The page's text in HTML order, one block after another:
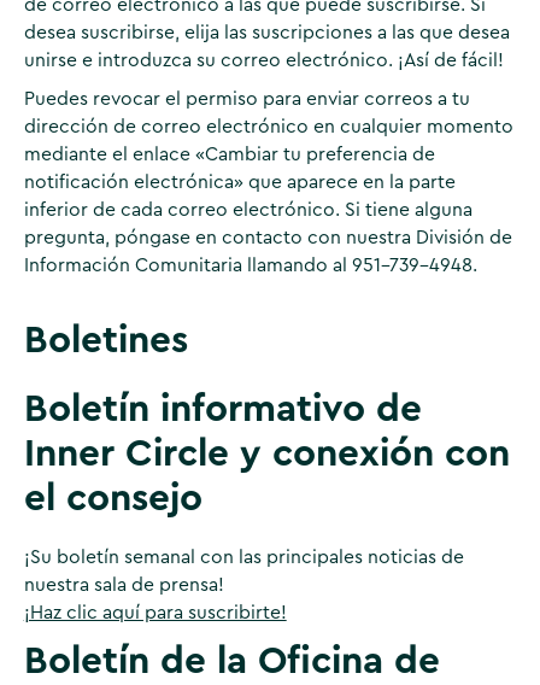
de correo electrónico a las que puede suscribirse. Si
desea suscribirse, elija las suscripciones a las que desea
unirse e introduzca su correo electrónico. ¡Así de fácil!
Puedes revocar el permiso para enviar correos a tu
dirección de correo electrónico en cualquier momento
mediante el enlace «Cambiar tu preferencia de
notificación electrónica» que aparece en la parte
inferior de cada correo electrónico. Si tiene alguna
pregunta, póngase en contacto con nuestra División de
Información Comunitaria llamando al 951-739-4948.
Boletines
Boletín informativo de
Inner Circle y conexión con
el consejo
¡Su boletín semanal con las principales noticias de
nuestra sala de prensa!
¡Haz clic aquí para suscribirte!
Boletín de la Oficina de